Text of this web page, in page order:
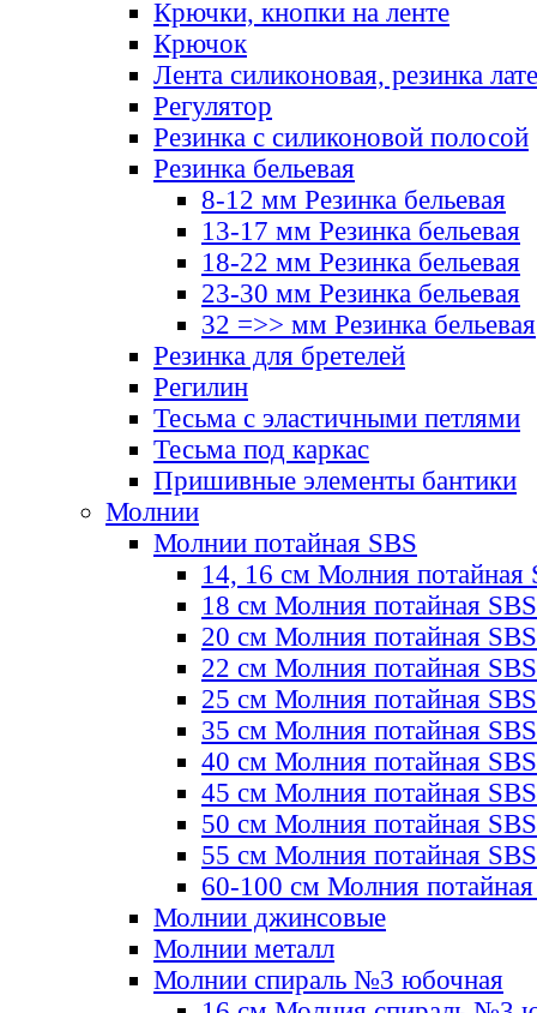
Крючки, кнопки на ленте
Крючок
Лента силиконовая, резинка
Регулятор
Резинка с силиконовой полосой
Резинка бельевая
8-12 мм Резинка бельевая
13-17 мм Резинка бельевая
18-22 мм Резинка бельевая
23-30 мм Резинка бельевая
32 =>> мм Резинка бельевая
Резинка для бретелей
Регилин
Тесьма с эластичными петлями
Тесьма под каркас
Пришивные элементы бантики
Молнии
Молнии потайная SBS
14, 16 см Молния потайная
18 см Молния потайная SBS
20 см Молния потайная SBS
22 см Молния потайная SBS
25 см Молния потайная SBS
35 см Молния потайная SBS
40 см Молния потайная SBS
45 см Молния потайная SBS
50 см Молния потайная SBS
55 см Молния потайная SBS
60-100 см Молния
Молнии джинсовые
Молнии металл
Молнии спираль №3 юбочная